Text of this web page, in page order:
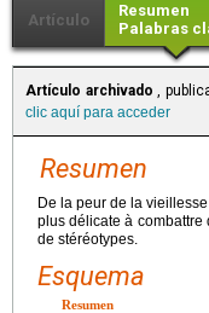
Artículo
Resumen
Palabras
Artículo archivado ,
clic aquí para acceder
Resumen
De la peur de la
plus délicate à combattre
de stéréotypes.
Esquema
Resumen